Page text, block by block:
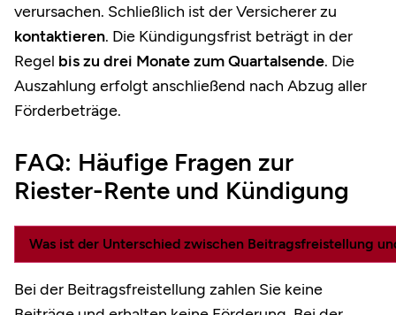
verursachen. Schließlich ist der Versicherer zu
kontaktieren. Die Kündigungsfrist beträgt in der
Regel bis zu drei Monate zum Quartalsende. Die
Auszahlung erfolgt anschließend nach Abzug aller
Förderbeträge.
FAQ: Häufige Fragen zur
Riester-Rente und Kündigung
Was ist der Unterschied zwischen Beitragsfreistellung
Bei der Beitragsfreistellung zahlen Sie keine